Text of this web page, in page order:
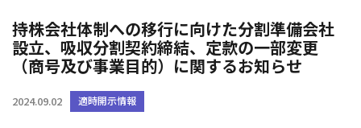
持株会社体制への移行に向けた分割準備会社
設立、吸収分割契約締結、定款の一部変更
（商号及び事業目的）に関するお知らせ
2024.09.02 適時開示情報